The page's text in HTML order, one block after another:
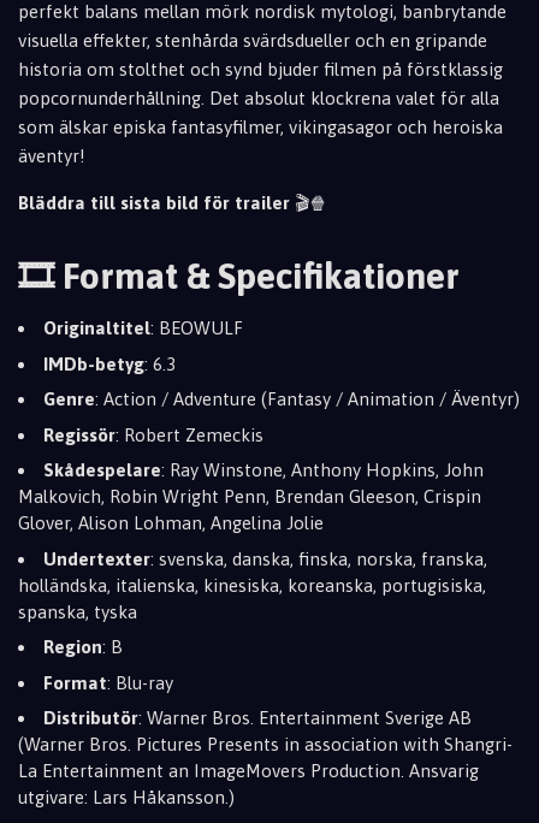
perfekt balans mellan mörk nordisk mytologi, banbrytande
visuella effekter, stenhårda svärdsdueller och en gripande
historia om stolthet och synd bjuder filmen på förstklassig
popcornunderhållning. Det absolut klockrena valet för alla
som älskar episka fantasyfilmer, vikingasagor och heroiska
äventyr!
Bläddra till sista bild för trailer 🎬🍿
🎞️ Format & Specifikationer
Originaltitel: BEOWULF
IMDb-betyg: 6.3
Genre: Action / Adventure (Fantasy / Animation / Äventyr)
Regissör: Robert Zemeckis
Skådespelare: Ray Winstone, Anthony Hopkins, John
Malkovich, Robin Wright Penn, Brendan Gleeson, Crispin
Glover, Alison Lohman, Angelina Jolie
Undertexter: svenska, danska, finska, norska, franska,
holländska, italienska, kinesiska, koreanska, portugisiska,
spanska, tyska
Region: B
Format: Blu-ray
Distributör: Warner Bros. Entertainment Sverige AB
(Warner Bros. Pictures Presents in association with Shangri-
La Entertainment an ImageMovers Production. Ansvarig
utgivare: Lars Håkansson.)